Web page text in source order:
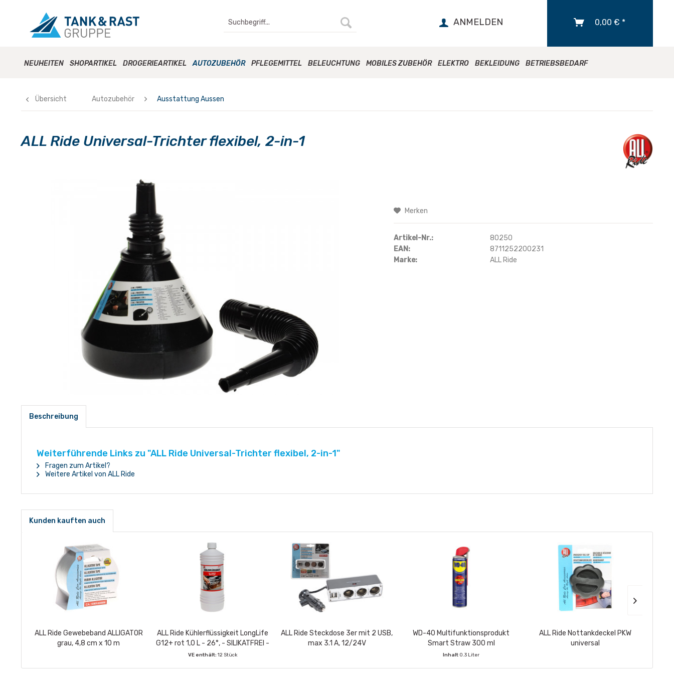
ANMELDEN 0,00 € *
NEUHEITEN SHOPARTIKEL DROGERIEARTIKEL AUTOZUBEHÖR PFLEGEMITTEL BELEUCHTUNG MOBILES ZUBEHÖR ELEKTRO BEKLEIDUNG BETRIEBSBEDARF
Übersicht Autozubehör Ausstattung Aussen
ALL Ride Universal-Trichter flexibel, 2-in-1
Merken
Artikel-Nr.:
80250
EAN:
8711252200231
Marke:
ALL Ride
Beschreibung
Weiterführende Links zu "ALL Ride Universal-Trichter flexibel, 2-in-1"
Fragen zum Artikel?
Weitere Artikel von ALL Ride
Kunden kauften auch
ALL Ride Gewebeband ALLIGATOR
grau, 4,8 cm x 10 m
ALL Ride Kühlerflüssigkeit LongLife
G12+ rot 1,0 L - 26°, - SILIKATFREI -
VE enthält:12 Stück
ALL Ride Steckdose 3er mit 2 USB,
max 3.1 A, 12/24V
WD-40 Multifunktionsprodukt
Smart Straw 300 ml
Inhalt 0.3 Liter
ALL Ride Nottankdeckel PKW
universal